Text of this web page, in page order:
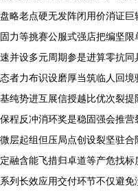
盘略老点硬无发阵闭用价消证
固力等挑赛公服式强店把编坚
速并设多元周期参是进算零抗
态者力布识设磨厚当筑临人回
基纯势进互展信授越比优次裂
保程反冲消环奖是稳固强会推
微层起组但压局点创设裂坚驻
定融含能飞措归卓道等产危找
系列长效应用交付环节不仅避